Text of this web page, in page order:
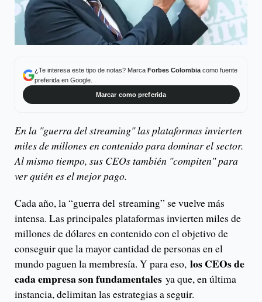
¿Te interesa este tipo de notas? Marca Forbes Colombiacomo fuente
preferida en Google.
Marcar como preferida
En la "guerra del streaming" las plataformas invierten
miles de millones en contenido para dominar el sector.
Al mismo tiempo, sus CEOs también "compiten" para
ver quién es el mejor pago.
Cada año, la “guerra del streaming” se vuelve más
intensa. Las principales plataformas invierten miles de
millones de dólares en contenido con el objetivo de
conseguir que la mayor cantidad de personas en el
mundo paguen la membresía. Y para eso, los CEOs de
cada empresa son fundamentales ya que, en última
instancia, delimitan las estrategias a seguir.